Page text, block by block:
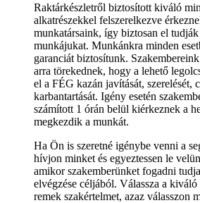
Raktárkészletről biztosított kiváló
alkatrészekkel felszerelkezve
munkatársaink, így biztosan el
munkájukat. Munkánkra minden
garanciát biztosítunk.
arra törekednek, hogy a lehető
el a FÉG kazán javítását, szerelését,
karbantartását. Igény esetén
számított 1 órán belül kiérkeznek a
megkezdik a munkát.
Ha Ön is szeretné igénybe venni a
hívjon minket és egyeztessen le
amikor szakemberünket fogadni
elvégzése céljából. Válassza a kiváló
remek szakértelmet, azaz válasszon